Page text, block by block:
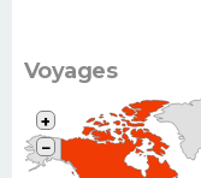
Voyages
+
−